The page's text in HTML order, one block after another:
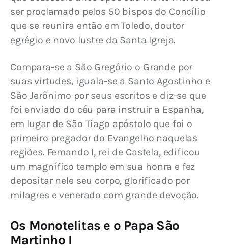
ser proclamado pelos 50 bispos do Concílio
que se reunira então em Toledo, doutor
egrégio e novo lustre da Santa Igreja.
Compara-se a São Gregório o Grande por
suas virtudes, iguala-se a Santo Agostinho e
São Jerônimo por seus escritos e diz-se que
foi enviado do céu para instruir a Espanha,
em lugar de São Tiago apóstolo que foi o
primeiro pregador do Evangelho naquelas
regiões. Femando I, rei de Castela, edificou
um magnífico templo em sua honra e fez
depositar nele seu corpo, glorificado por
milagres e venerado com grande devoção.
Os Monotelitas e o Papa São
Martinho I